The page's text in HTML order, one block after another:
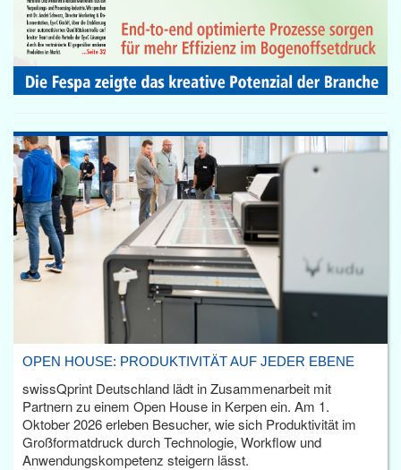
OPEN HOUSE: PRODUKTIVITÄT AUF JEDER EBENE
swissQprint Deutschland lädt in Zusammenarbeit mit
Partnern zu einem Open House in Kerpen ein. Am 1.
Oktober 2026 erleben Besucher, wie sich Produktivität im
Großformatdruck durch Technologie, Workflow und
Anwendungskompetenz steigern lässt.